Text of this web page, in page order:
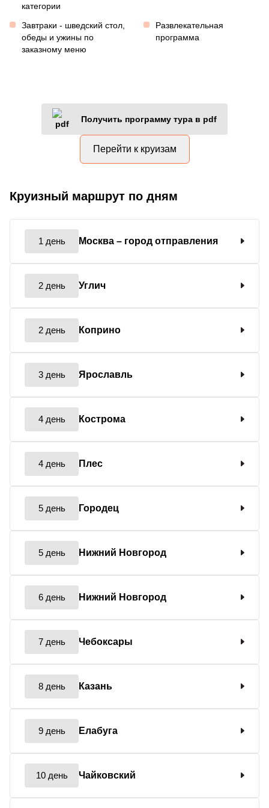
категории
Завтраки - шведский стол,
обеды и ужины по
заказному меню
Развлекательная
программа
Получить программу тура в pdf
Перейти к круизам
Круизный маршрут по дням
1 день Москва – город отправления
2 день Углич
2 день Коприно
3 день Ярославль
4 день Кострома
4 день Плес
5 день Городец
5 день Нижний Новгород
6 день Нижний Новгород
7 день Чебоксары
8 день Казань
9 день Елабуга
10 день Чайковский